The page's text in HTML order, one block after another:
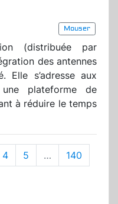
Mouser
(distribuée par
des antennes
Elle s’adresse aux
plateforme de
à réduire le temps
4 5 …
140